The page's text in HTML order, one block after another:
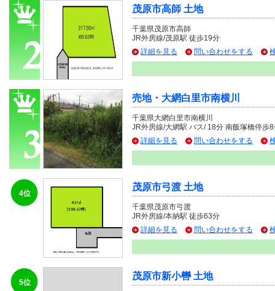
茂原市高師 土地
千葉県茂原市高師
JR外房線/茂原駅 徒歩19分
詳細を見る
問い合わせをする
売地・大網白里市南横川
千葉県大網白里市南横川
JR外房線/大網駅 バス/ 18分 南飯塚橋停歩
詳細を見る
問い合わせをする
4位
茂原市弓渡 土地
千葉県茂原市弓渡
JR外房線/本納駅 徒歩63分
詳細を見る
問い合わせをする
5位
茂原市新小轡 土地